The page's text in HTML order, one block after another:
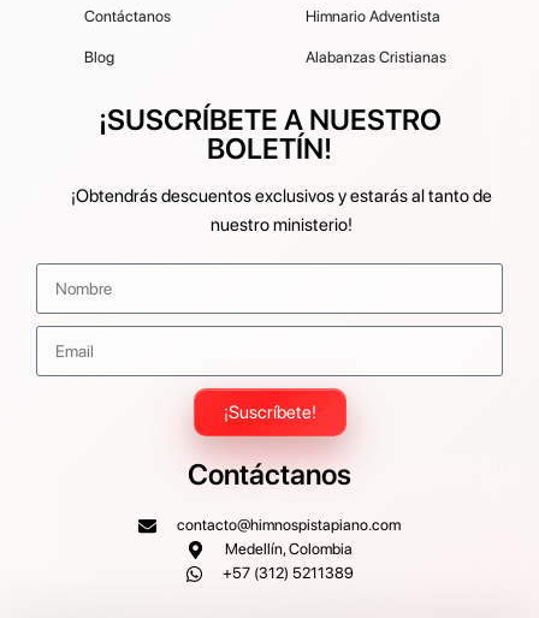
Contáctanos
Blog
Himnario Adventista
Alabanzas Cristianas
¡SUSCRÍBETE A NUESTRO
BOLETÍN!
¡Obtendrás descuentos exclusivos y estarás al tanto de
nuestro ministerio!
¡Suscríbete!
Contáctanos
contacto@himnospistapiano.com
Medellín, Colombia
+57 (312) 5211389